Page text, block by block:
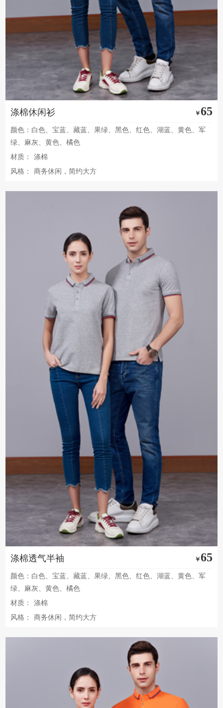
涤棉休闲衫 ￥65
颜色：白色、宝蓝、藏蓝、果绿、黑色、红色、湖蓝、黄色、军
绿、麻灰、黄色、橘色
材质：
涤棉
风格：
商务休闲，简约大方
涤棉透气半袖 ￥65
颜色：白色、宝蓝、藏蓝、果绿、黑色、红色、湖蓝、黄色、军
绿、麻灰、黄色、橘色
材质：
涤棉
风格：
商务休闲，简约大方